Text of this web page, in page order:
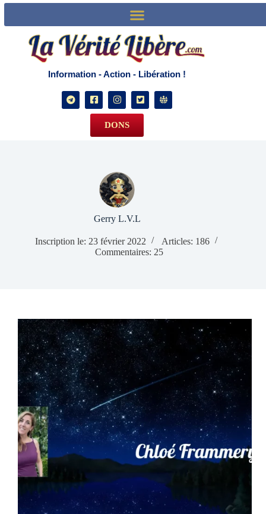
Information - Action - Libération !
DONS
Gerry L.V.L
Inscription le: 23 février 2022
Articles: 186
Commentaires: 25